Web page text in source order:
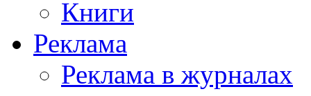
Книги
Реклама
Реклама в журналах